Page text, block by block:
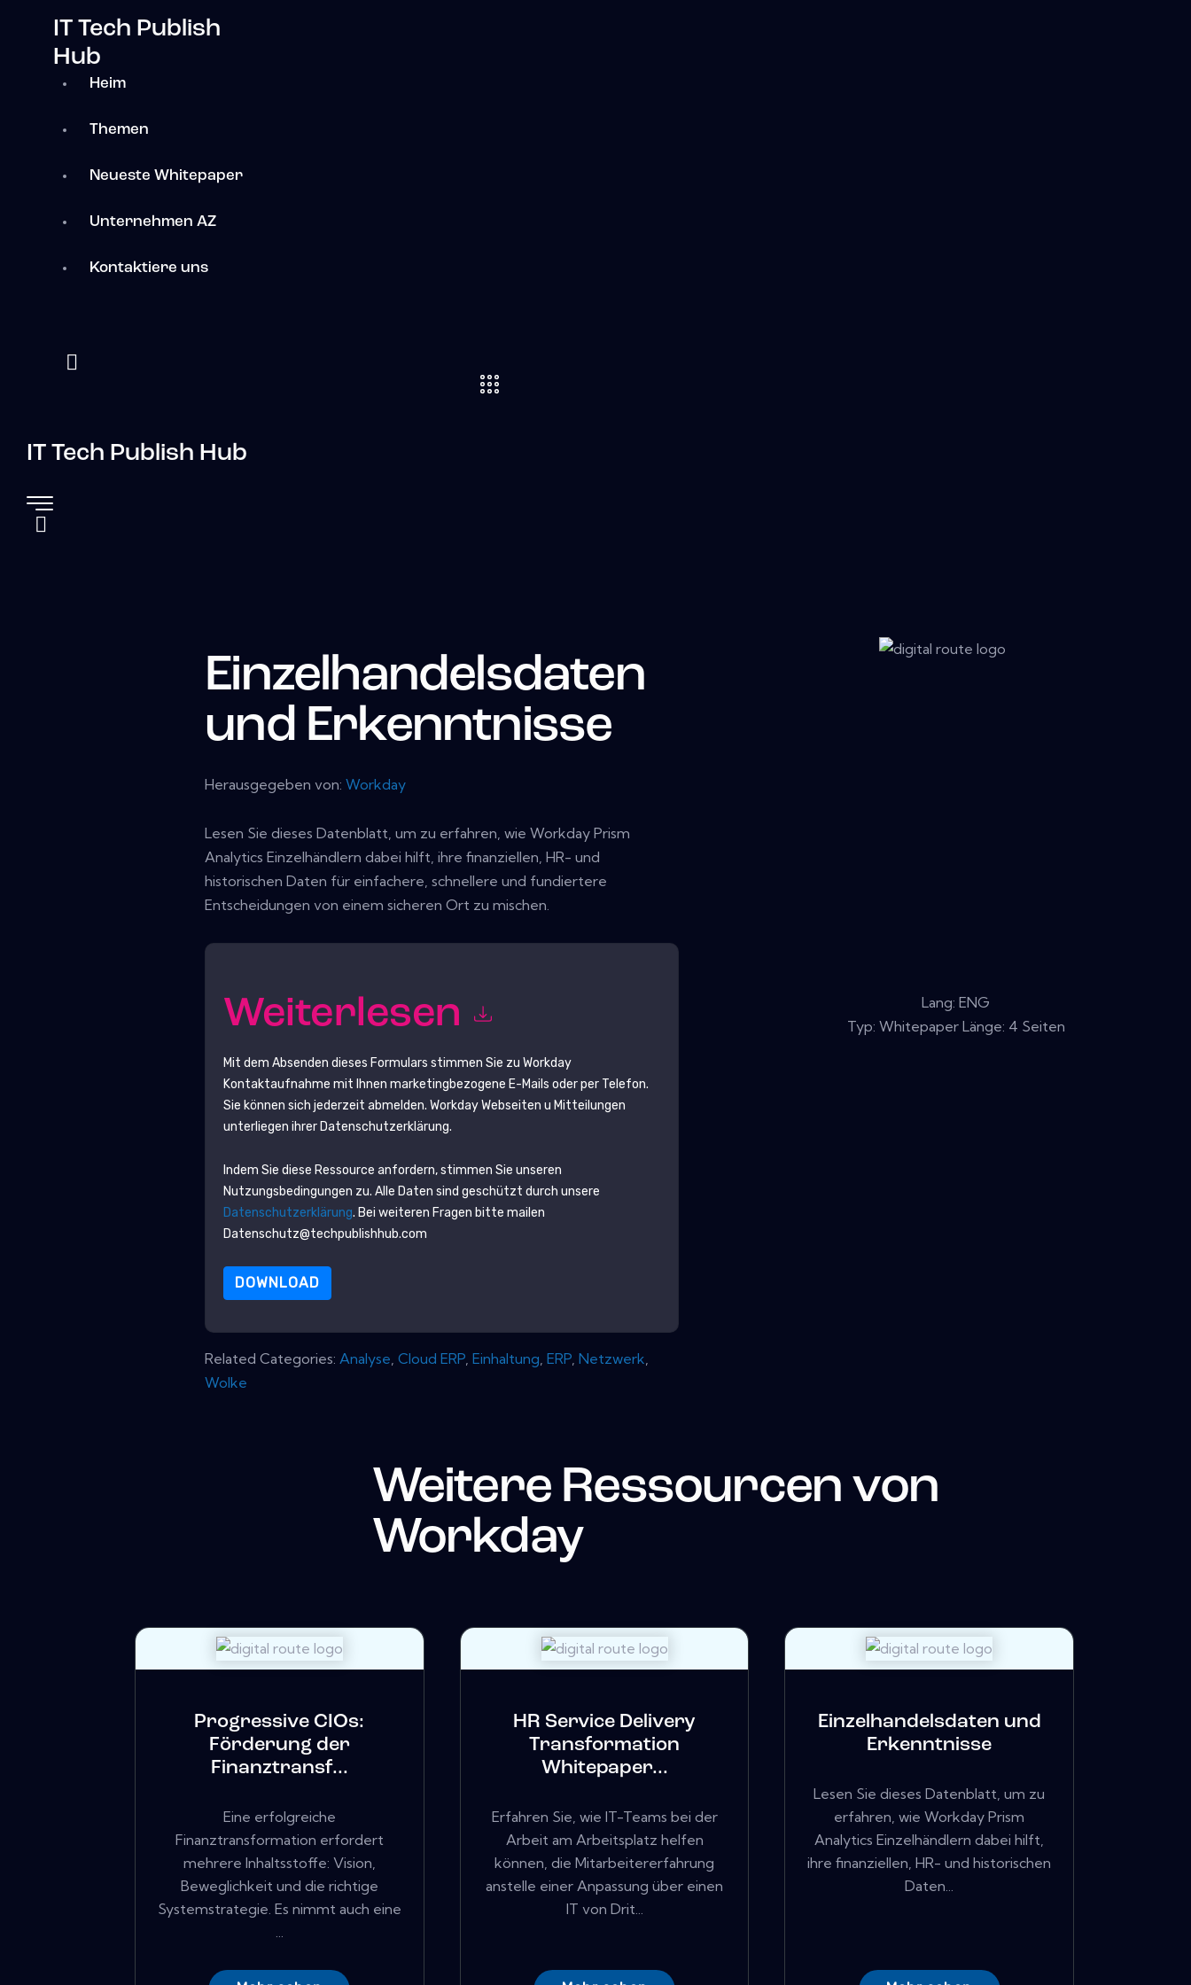
IT Tech Publish
Hub
Heim
Themen
Neueste Whitepaper
Unternehmen AZ
Kontaktiere uns
IT Tech Publish Hub
Einzelhandelsdaten
und Erkenntnisse
Herausgegeben von:Workday
Lesen Sie dieses Datenblatt, um zu erfahren, wie Workday Prism
Analytics Einzelhändlern dabei hilft, ihre finanziellen, HR- und
historischen Daten für einfachere, schnellere und fundiertere
Entscheidungen von einem sicheren Ort zu mischen.
Weiterlesen
Mit dem Absenden dieses Formulars stimmen Sie zuWorkday
Kontaktaufnahme mit Ihnen marketingbezogene E-Mails oder per Telefon.
Sie können sich jederzeit abmelden.WorkdayWebseiten u Mitteilungen
unterliegen ihrer Datenschutzerklärung.
Indem Sie diese Ressource anfordern, stimmen Sie unseren
Nutzungsbedingungen zu. Alle Daten sind geschützt durch unsere
Datenschutzerklärung. Bei weiteren Fragen bitte mailen
Datenschutz@techpublishhub.com
DOWNLOAD
Related Categories:Analyse,Cloud ERP,Einhaltung,ERP,Netzwerk,
Wolke
Lang: ENG
Typ: Whitepaper Länge: 4 Seiten
Weitere Ressourcen von
Workday
Progressive CIOs:
Förderung der
Finanztransf...
Eine erfolgreiche
Finanztransformation erfordert
mehrere Inhaltsstoffe: Vision,
Beweglichkeit und die richtige
Systemstrategie. Es nimmt auch eine
...
HR Service Delivery
Transformation
Whitepaper...
Erfahren Sie, wie IT-Teams bei der
Arbeit am Arbeitsplatz helfen
können, die Mitarbeitererfahrung
anstelle einer Anpassung über einen
IT von Drit...
Einzelhandelsdaten und
Erkenntnisse
Lesen Sie dieses Datenblatt, um zu
erfahren, wie Workday Prism
Analytics Einzelhändlern dabei hilft,
ihre finanziellen, HR- und historischen
Daten...